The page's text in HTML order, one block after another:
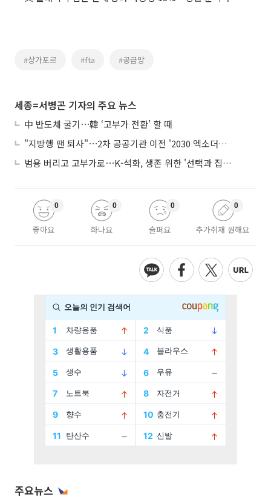
#상가포르 #fta #공급망
세종=서병곤 기자의 주요 뉴스
中 반도체 굴기⋯韓 ‘고부가 전환’ 할 때
"지방행 땐 퇴사"⋯2차 공공기관 이전 '2030 엑소더스' 뇌관
범용 버리고 고부가로⋯K-석화, 생존 위한 '선택과 집중'
좋아요
0
화나요
0
슬퍼요
0
추가취재 원해요
0
주요뉴스